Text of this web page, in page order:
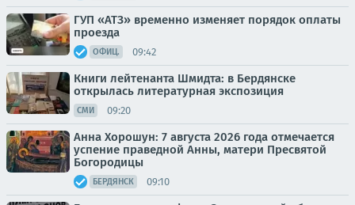
ГУП «АТЗ» временно изменяет порядок оплаты
проезда
ОФИЦ. 09:42
Книги лейтенанта Шмидта: в Бердянске
открылась литературная экспозиция
СМИ 09:20
Анна Хорошун: 7 августа 2026 года отмечается
успение праведной Анны, матери Пресвятой
Богородицы
БЕРДЯНСК 09:10